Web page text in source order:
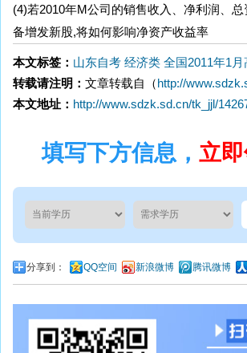
(4)若2010年M公司的销售收入、净利润、
备增发新股,将如何影响净资产收益率
本文标签： 山东自考 经济类 全国2011年1
转载请注明： 文章转载自（http://
本文地址： http://www.sdzk.sd.cn/tk_jjl/
填写下方信息， 立
分享到： QQ空间 新浪微博 腾讯微博